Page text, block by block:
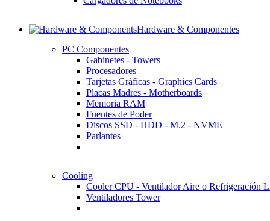
Hardware & Componentes
PC Componentes
Gabinetes - Towers
Procesadores
Tarjetas Gráficas - Graphics Cards
Placas Madres - Motherboards
Memoria RAM
Fuentes de Poder
Discos SSD - HDD - M.2 - NVME
Parlantes
Cooling
Cooler CPU - Ventilador Aire o Refrigeración
Ventiladores Tower